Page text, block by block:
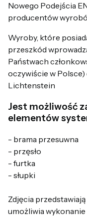
Nowego Podejścia
producentów
Wyroby, które
przeszkód
Państwach
oczywiście w
Lichtenstein
Jest możliwość
elementów
- brama przesuwna
- przęsło
- furtka
- słupki
Zdjęcia
umożliwia wykonanie